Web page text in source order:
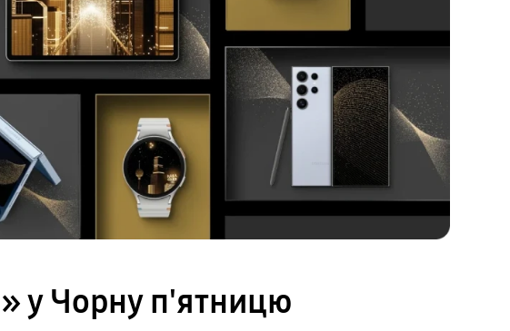
у Чорну п'ятницю